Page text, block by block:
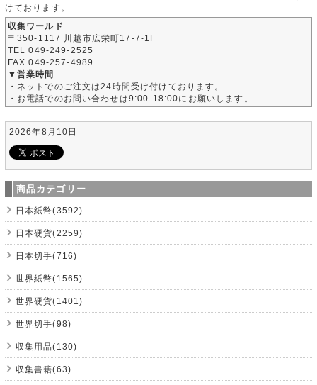
けております。
収集ワールド
〒350-1117 川越市広栄町17-7-1F
TEL 049-249-2525
FAX 049-257-4989
▼営業時間
・ネットでのご注文は24時間受け付けております。
・お電話でのお問い合わせは9:00-18:00にお願いします。
2026年8月10日
商品カテゴリー
日本紙幣(3592)
日本硬貨(2259)
日本切手(716)
世界紙幣(1565)
世界硬貨(1401)
世界切手(98)
収集用品(130)
収集書籍(63)